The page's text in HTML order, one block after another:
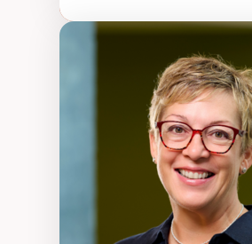
Théories du développement
Économie politique comparée
Élites économiques
Sociologie économique
Extractivisme
Classes sociales
Mouvements sociaux
Théories de l’État